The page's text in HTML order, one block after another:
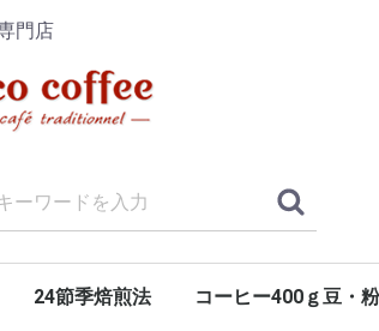
門店
24節季焙煎法 コーヒー400ｇ豆・粉